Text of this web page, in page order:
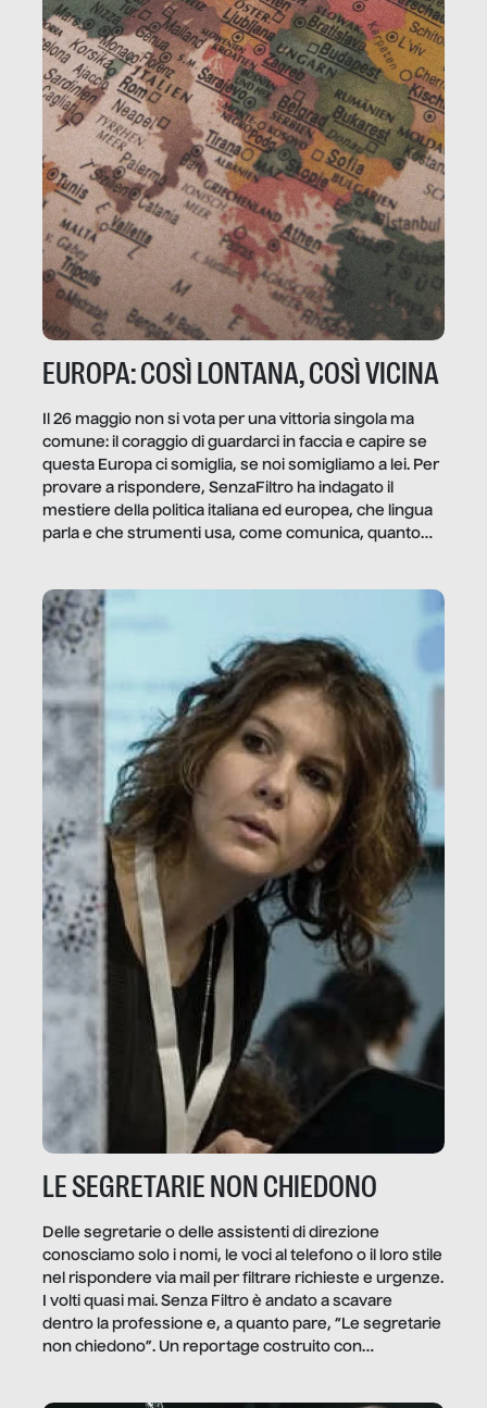
EUROPA: COSÌ LONTANA, COSÌ VICINA
Il 26 maggio non si vota per una vittoria singola ma
comune: il coraggio di guardarci in faccia e capire se
questa Europa ci somiglia, se noi somigliamo a lei. Per
provare a rispondere, SenzaFiltro ha indagato il
mestiere della politica italiana ed europea, che lingua
parla e che strumenti usa, come comunica, quanto
LE SEGRETARIE NON CHIEDONO
Delle segretarie o delle assistenti di direzione
conosciamo solo i nomi, le voci al telefono o il loro stile
nel rispondere via mail per filtrare richieste e urgenze.
I volti quasi mai. Senza Filtro è andato a scavare
dentro la professione e, a quanto pare, “Le segretarie
non chiedono”. Un reportage costruito con